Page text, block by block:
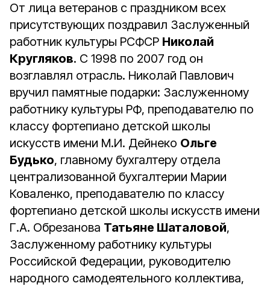
От лица ветеранов с праздником всех
присутствующих поздравил Заслуженный
работник культуры РСФСР Николай
Кругляков. С 1998 по 2007 год он
возглавлял отрасль. Николай Павлович
вручил памятные подарки: Заслуженному
работнику культуры РФ, преподавателю по
классу фортепиано детской школы
искусств имени М.И. Дейнеко Ольге
Будько, главному бухгалтеру отдела
централизованной бухгалтерии Марии
Коваленко, преподавателю по классу
фортепиано детской школы искусств имени
Г.А. Обрезанова Татьяне Шаталовой,
Заслуженному работнику культуры
Российской Федерации, руководителю
народного самодеятельного коллектива,